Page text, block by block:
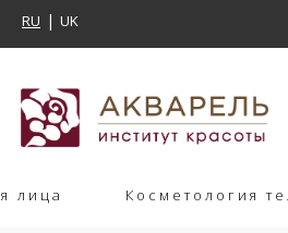
RU UK
лица Косметология